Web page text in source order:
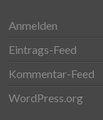
Anmelden
Eintrags-Feed
Kommentar-Feed
WordPress.org